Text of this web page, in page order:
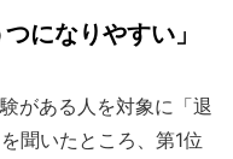
になりやすい」
がある人を対象に「退
聞いたところ、第1位